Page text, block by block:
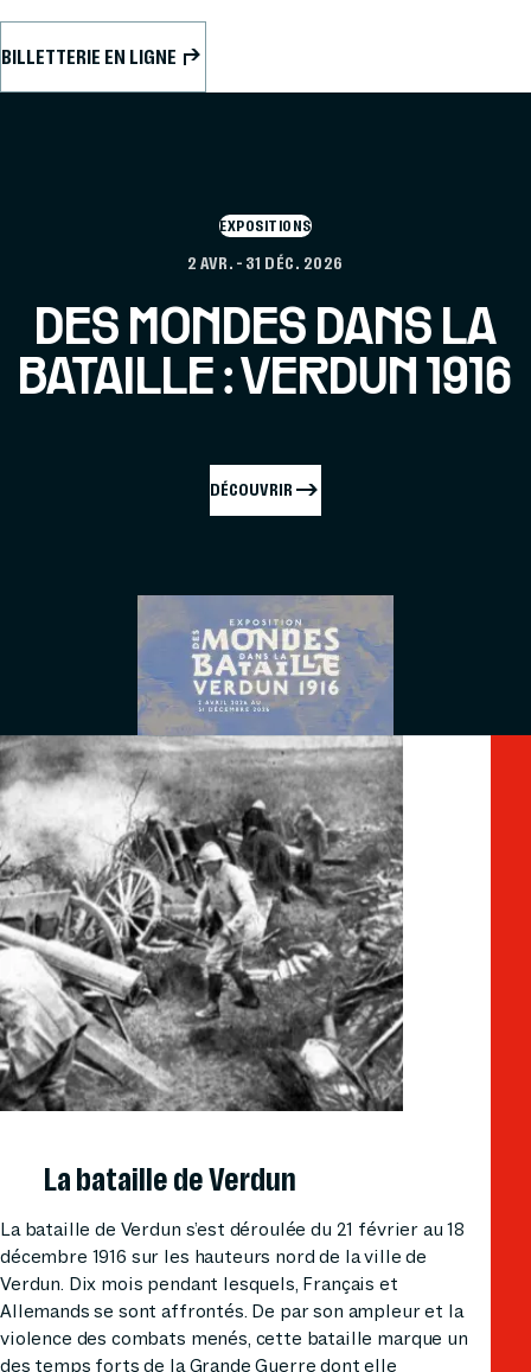
BILLETTERIE EN LIGNE
EXPOSITIONS
2 AVR. – 31 DÉC. 2026
DES MONDES DANS LA
BATAILLE : VERDUN 1916
DÉCOUVRIR
La bataille de Verdun
La bataille de Verdun s’est déroulée du 21 février au 18
décembre 1916 sur les hauteurs nord de la ville de
Verdun. Dix mois pendant lesquels, Français et
Allemands se sont affrontés. De par son ampleur et la
violence des combats menés, cette bataille marque un
des temps forts de la Grande Guerre dont elle